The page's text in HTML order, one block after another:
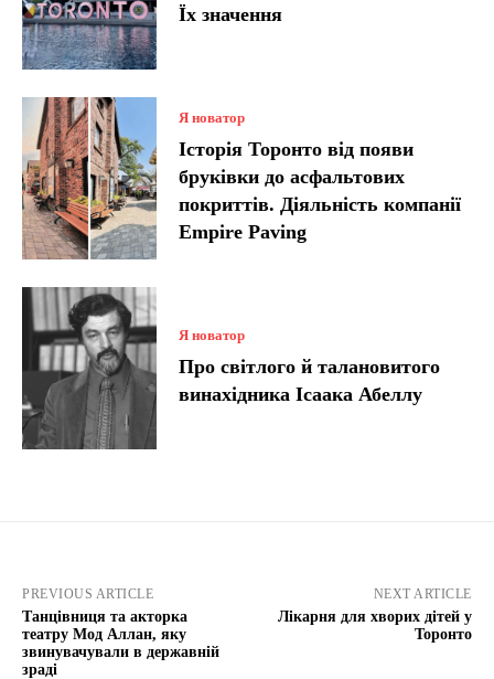
Їх значення
Я новатор
Історія Торонто від появи
бруківки до асфальтових
покриттів. Діяльність компанії
Empire Paving
Я новатор
Про світлого й талановитого
винахідника Ісаака Абеллу
PREVIOUS ARTICLE
Танцівниця та акторка
театру Мод Аллан, яку
звинувачували в державній
зраді
NEXT ARTICLE
Лікарня для хворих дітей у
Торонто